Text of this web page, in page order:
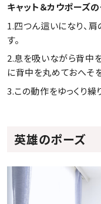
キャット＆カウポーズ
1.四つん這いになり、
す。
2.息を吸いながら背中
に背中を丸めておへそ
3.この動作をゆっくり繰
英雄のポーズ